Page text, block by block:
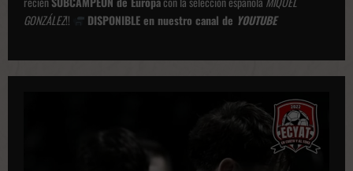
GONZÁLEZ!! DISPONIBLE en nuestro canal de YOUTUBE